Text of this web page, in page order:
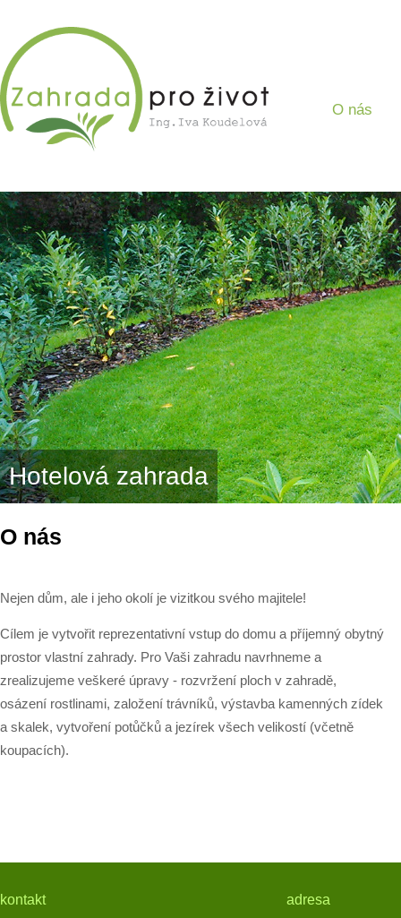
O nás
Hotelová zahrada
Zahradní jezírko
O nás
Nejen dům, ale i jeho okolí je vizitkou svého majitele!
Cílem je vytvořit reprezentativní vstup do domu a příjemný obytný
prostor vlastní zahrady. Pro Vaši zahradu navrhneme a
zrealizujeme veškeré úpravy - rozvržení ploch v zahradě,
osázení rostlinami, založení trávníků, výstavba kamenných zídek
a skalek, vytvoření potůčků a jezírek všech velikostí (včetně
koupacích).
kontakt adresa